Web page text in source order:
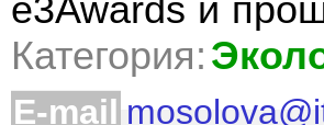
e3Awards и
Категория:
E-mail